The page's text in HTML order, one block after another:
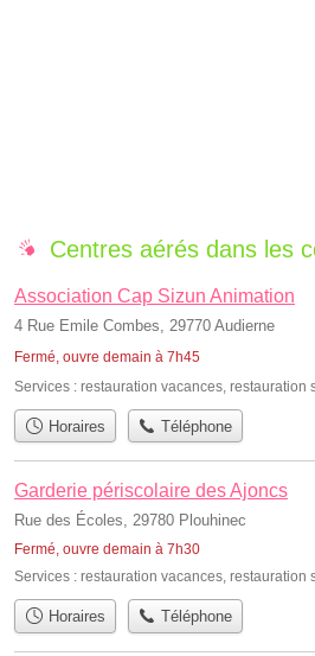
Centres aérés dans les
Association Cap Sizun Animation
4 Rue Emile Combes, 29770 Audierne
Fermé, ouvre demain à 7h45
Services : restauration vacances restauration
Horaires Téléphone
Garderie périscolaire des Ajoncs
Rue des Écoles, 29780 Plouhinec
Fermé, ouvre demain à 7h30
Services : restauration vacances, restauration
Horaires Téléphone